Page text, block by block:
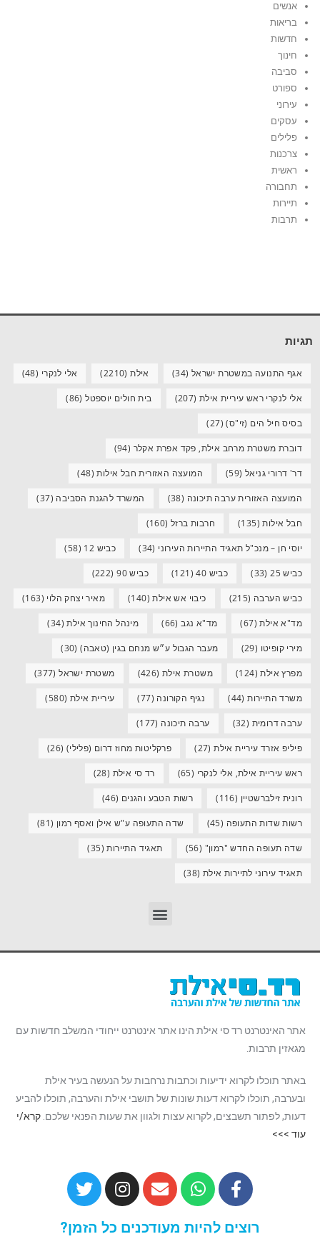
אנשים
בריאות
חדשות
חינוך
סביבה
ספורט
עירוני
עסקים
פלילים
צרכנות
ראשית
תחבורה
תיירות
תרבות
תגיות
אגף התנועה במשטרת ישראל (34) אילת(2210) אלי לנקרי (48)
אלי לנקרי ראש עיריית אילת (207) בית חולים יוספטל(86)
בסיס חיל הים (זי"ס)(27)
דוברת משטרת מרחב אילת, פקד אפרת אקלר (94)
דר' דרורי גניאל (59) המועצה האזורית חבל אילות(48)
המועצה האזורית ערבה תיכונה (38) המשרד להגנת הסביבה (37)
חבל אילות(135) חרבות ברזל (160)
יוסי חן – מנכ"ל תאגיד התיירות העירוני (34) כביש 12 (58)
כביש 25 (33) כביש 40 (121) כביש 90 (222)
כביש הערבה (215) כיבוי אש אילת(140) מאיר יצחק הלוי (163)
מד"א אילת(67) מד"א נגב(66) מינהל החינוך אילת(34)
מירי קופיטו (29) מעבר הגבול ע״ש מנחם בגין (טאבה)(30)
מפרץ אילת(124) משטרת אילת (426) משטרת ישראל(377)
משרד התיירות(44) נגיף הקורונה (77) עיריית אילת (580)
ערבה דרומית (32) ערבה תיכונה (177)
פיליפ אזרד עיריית אילת(27) פרקליטות מחוז דרום (פלילי) (26)
ראש עיריית אילת, אלי לנקרי (65) רד סי אילת (28)
רונית זילברשטיין (116) רשות הטבע והגנים (46)
רשות שדות התעופה (45) שדה התעופה ע"ש אילן ואסף רמון (81)
שדה תעופה החדש "רמון" (56) תאגיד התיירות(35)
תאגיד עירוני לתיירות אילת (38)
אתר האינטרנט רד סי אילת הינו אתר אינטרנט ייחודי המשלב חדשות עם
מגאזין תרבות.
באתר תוכלו לקרוא ידיעות וכתבות נרחבות על הנעשה בעיר אילת
ובערבה, תוכלו לקרוא דעות שונות של תושבי אילת והערבה, תוכלו להביע
דעות, לפתור תשבצים, לקרוא עצות ולגוון את שעות הפנאי שלכם. קרא/י
עוד >>>
רוצים להיות מעודכנים כל הזמן?